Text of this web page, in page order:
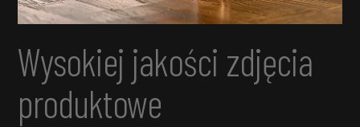
Wysokiej jakości zdjęcia
produktowe